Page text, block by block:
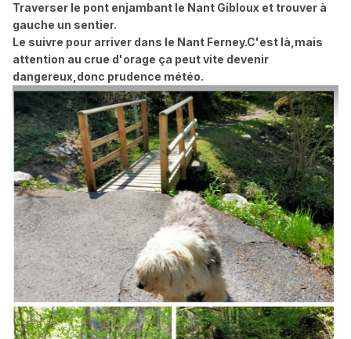
Traverser le pont enjambant le Nant Gibloux et trouver à
gauche un sentier.
Le suivre pour arriver dans le Nant Ferney.C'est là,mais
attention au crue d'orage ça peut vite devenir
dangereux,donc prudence météo.